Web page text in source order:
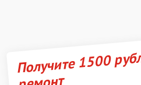
Получите 1500